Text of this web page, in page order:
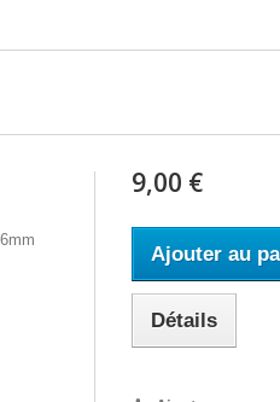
9,00 €
Ajouter au
Détails